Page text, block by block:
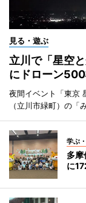
見る・遊ぶ
立川で「星空
にドローン
夜間イベント「東京
（立川市緑町）の「
学ぶ
多
に